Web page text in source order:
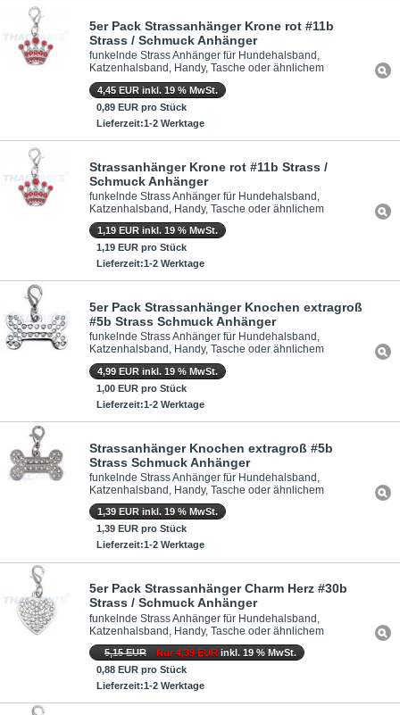
5er Pack Strassanhänger Krone rot #11b
Strass / Schmuck Anhänger
funkelnde Strass Anhänger für Hundehalsband,
Katzenhalsband, Handy, Tasche oder ähnlichem
4,45 EUR inkl. 19 % MwSt.
0,89 EUR pro Stück
Lieferzeit:1-2 Werktage
Strassanhänger Krone rot #11b Strass /
Schmuck Anhänger
funkelnde Strass Anhänger für Hundehalsband,
Katzenhalsband, Handy, Tasche oder ähnlichem
1,19 EUR inkl. 19 % MwSt.
1,19 EUR pro Stück
Lieferzeit:1-2 Werktage
5er Pack Strassanhänger Knochen extragroß
#5b Strass Schmuck Anhänger
funkelnde Strass Anhänger für Hundehalsband,
Katzenhalsband, Handy, Tasche oder ähnlichem
4,99 EUR inkl. 19 % MwSt.
1,00 EUR pro Stück
Lieferzeit:1-2 Werktage
Strassanhänger Knochen extragroß #5b
Strass Schmuck Anhänger
funkelnde Strass Anhänger für Hundehalsband,
Katzenhalsband, Handy, Tasche oder ähnlichem
1,39 EUR inkl. 19 % MwSt.
1,39 EUR pro Stück
Lieferzeit:1-2 Werktage
5er Pack Strassanhänger Charm Herz #30b
Strass / Schmuck Anhänger
funkelnde Strass Anhänger für Hundehalsband,
Katzenhalsband, Handy, Tasche oder ähnlichem
5,15 EUR Nur 4,39 EUR inkl. 19 % MwSt.
0,88 EUR pro Stück
Lieferzeit:1-2 Werktage